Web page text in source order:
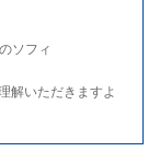
ソフィ
解いただきますよ